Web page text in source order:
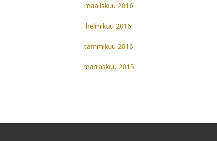
maaliskuu 2016
helmikuu 2016
tammikuu 2016
marraskuu 2015